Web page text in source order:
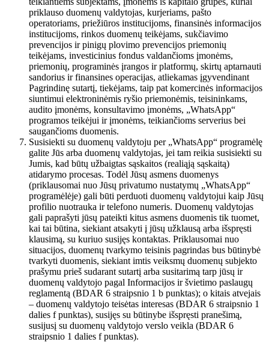
priklauso duomenų valdytojas, kurjeriams, pašto
operatoriams, priežiūros institucijoms, finansinės informacijos
institucijoms, rinkos duomenų teikėjams, sukčiavimo
prevencijos ir pinigų plovimo prevencijos priemonių
teikėjams, investicinius fondus valdančioms įmonėms,
priemonių, programinės įrangos ir platformų, skirtų aptarnauti
sandorius ir finansines operacijas, atliekamas įgyvendinant
Pagrindinę sutartį, tiekėjams, taip pat komercinės informacijos
siuntimui elektroninėmis ryšio priemonėmis, teisininkams,
audito įmonėms, konsultavimo įmonėms, „WhatsApp“
programos teikėjui ir įmonėms, teikiančioms serverius bei
saugančioms duomenis.
Susisiekti su duomenų valdytoju per „WhatsApp“ programėlę
galite Jūs arba duomenų valdytojas, jei tam reikia susisiekti su
Jumis, kad būtų užbaigtas sąskaitos (realiąją sąskaitą)
atidarymo procesas. Todėl Jūsų asmens duomenys
(priklausomai nuo Jūsų privatumo nustatymų „WhatsApp“
programėlėje) gali būti perduoti duomenų valdytojui kaip Jūsų
profilio nuotrauka ir telefono numeris. Duomenų valdytojas
gali paprašyti jūsų pateikti kitus asmens duomenis tik tuomet,
kai tai būtina, siekiant atsakyti į jūsų užklausą arba išspręsti
klausimą, su kuriuo susijęs kontaktas. Priklausomai nuo
situacijos, duomenų tvarkymo teisinis pagrindas bus būtinybė
tvarkyti duomenis, siekiant imtis veiksmų duomenų subjekto
prašymu prieš sudarant sutartį arba susitarimą tarp jūsų ir
duomenų valdytojo pagal Informacijos ir švietimo paslaugų
reglamentą (BDAR 6 straipsnio 1 b punktas); o kitais atvejais
– duomenų valdytojo teisėtas interesas (BDAR 6 straipsnio 1
dalies f punktas), susijęs su būtinybe išspręsti pranešimą,
susijusį su duomenų valdytojo verslo veikla (BDAR 6
straipsnio 1 dalies f punktas).